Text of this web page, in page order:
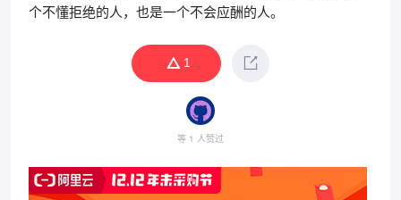
个不懂拒绝的人，也是一个不会应酬的人。
1
等 1 人赞过